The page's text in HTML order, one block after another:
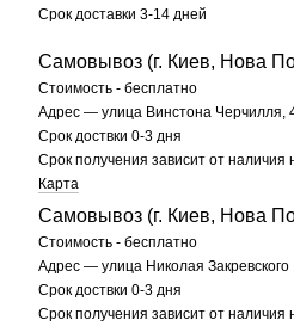
Срок доставки 3-14 дней
Самовывоз (г. Киев, Нова
Стоимость - бесплатно
Адрес — улица Винстона Черчилля,
Срок доствки 0-3 дня
Срок получения зависит от наличия
Карта
Самовывоз (г. Киев, Нова
Стоимость - бесплатно
Адрес — улица Николая Закревского
Срок доствки 0-3 дня
Срок получения зависит от наличия